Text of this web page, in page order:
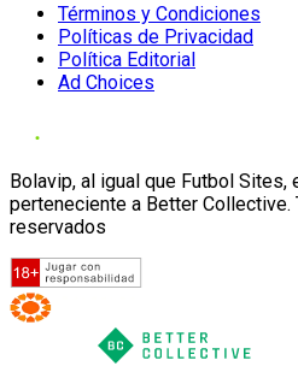
Términos y Condiciones
Políticas de Privacidad
Política Editorial
Ad Choices
Bolavip, al igual que Futbol Sites,
perteneciente a Better
reservados